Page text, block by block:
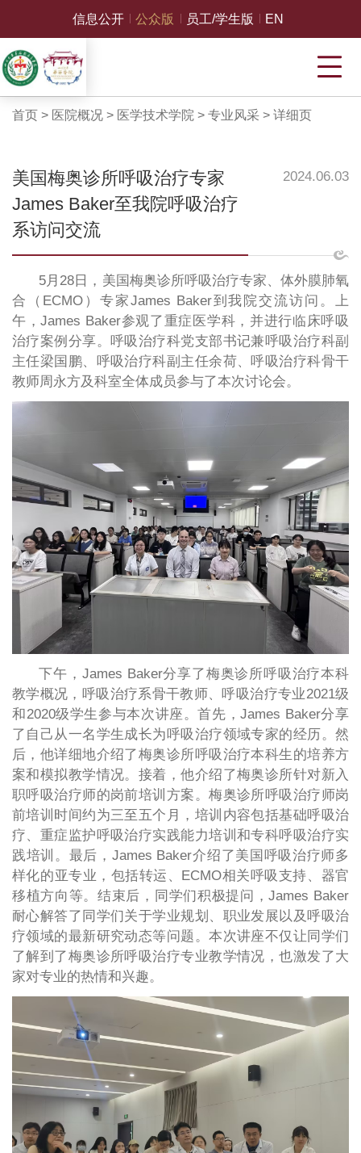
信息公开 公众版 员工/学生版 EN
首页 > 医院概况> 医学技术学院> 专业风采> 详细页
美国梅奥诊所呼吸治疗专家
James Baker至我院呼吸治疗
系访问交流
2024.06.03
5月28日，美国梅奥诊所呼吸治疗专家、体外膜肺氧
合（ECMO）专家James Baker到我院交流访问。上
午，James Baker参观了重症医学科，并进行临床呼吸
治疗案例分享。呼吸治疗科党支部书记兼呼吸治疗科副
主任梁国鹏、呼吸治疗科副主任余荷、呼吸治疗科骨干
教师周永方及科室全体成员参与了本次讨论会。
下午，James Baker分享了梅奥诊所呼吸治疗本科
教学概况，呼吸治疗系骨干教师、呼吸治疗专业2021级
和2020级学生参与本次讲座。首先，James Baker分享
了自己从一名学生成长为呼吸治疗领域专家的经历。然
后，他详细地介绍了梅奥诊所呼吸治疗本科生的培养方
案和模拟教学情况。接着，他介绍了梅奥诊所针对新入
职呼吸治疗师的岗前培训方案。梅奥诊所呼吸治疗师岗
前培训时间约为三至五个月，培训内容包括基础呼吸治
疗、重症监护呼吸治疗实践能力培训和专科呼吸治疗实
践培训。最后，James Baker介绍了美国呼吸治疗师多
样化的亚专业，包括转运、ECMO相关呼吸支持、器官
移植方向等。结束后，同学们积极提问，James Baker
耐心解答了同学们关于学业规划、职业发展以及呼吸治
疗领域的最新研究动态等问题。本次讲座不仅让同学们
了解到了梅奥诊所呼吸治疗专业教学情况，也激发了大
家对专业的热情和兴趣。